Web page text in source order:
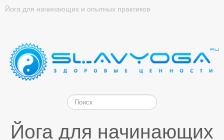
Йога для начинающих и опытных практиков
Йога для начинающих